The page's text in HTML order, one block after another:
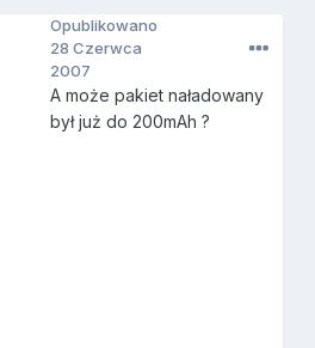
Opublikowano
28 Czerwca
2007
A może pakiet naładowany
był już do 200mAh ?